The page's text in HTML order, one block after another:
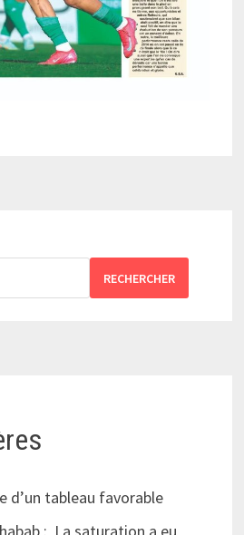
RECHERCHER
d’un tableau favorable